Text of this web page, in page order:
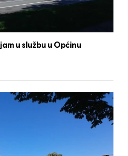
u službu u Općinu